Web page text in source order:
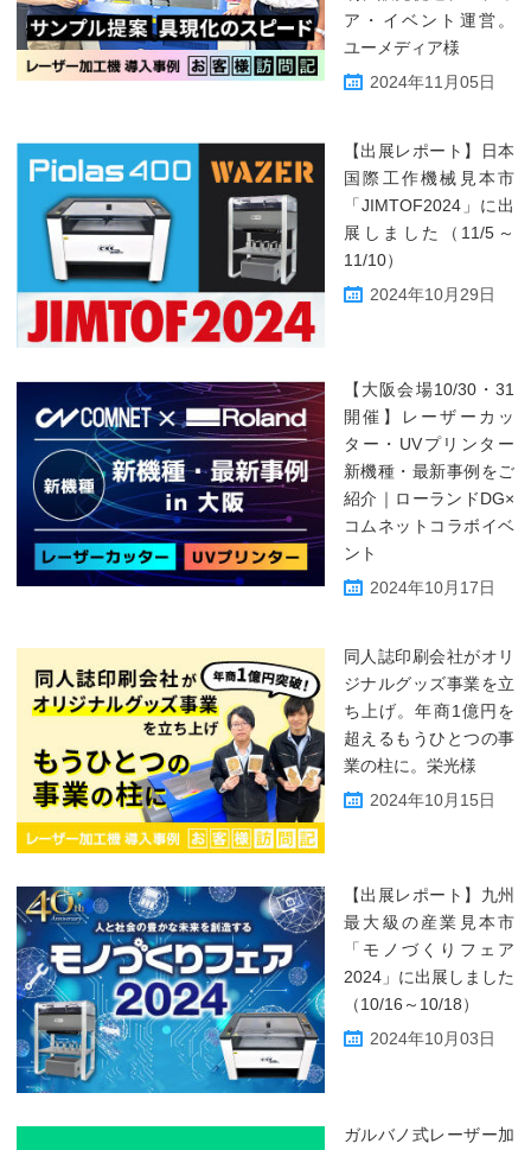
ア・イベント運営。
ユーメディア様
2024年11月05日
【出展レポート】日本
国際工作機械見本市
「JIMTOF2024」に出
展しました（11/5～
11/10）
2024年10月29日
【大阪会場10/30・31
開催】レーザーカッ
ター・UVプリンター
新機種・最新事例をご
紹介｜ローランドDG×
コムネットコラボイベ
ント
2024年10月17日
同人誌印刷会社がオリ
ジナルグッズ事業を立
ち上げ。年商1億円を
超えるもうひとつの事
業の柱に。栄光様
2024年10月15日
【出展レポート】九州
最大級の産業見本市
「モノづくりフェア
2024」に出展しました
（10/16～10/18）
2024年10月03日
ガルバノ式レーザー加